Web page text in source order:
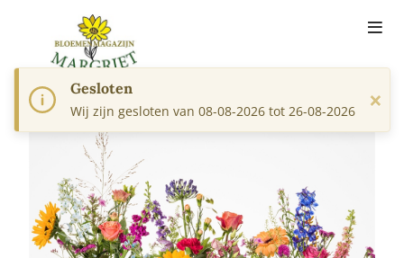
Gesloten
Wij zijn gesloten van 08-08-2026 tot 26-08-2026 ×